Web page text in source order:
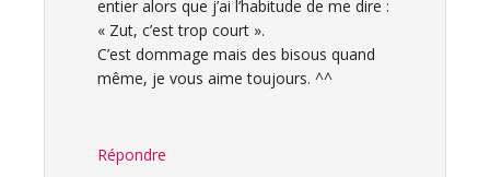
entier alors que j’ai l’habitude de me dire :
« Zut, c’est trop court ».
C’est dommage mais des bisous quand
même, je vous aime toujours. ^^
Répondre